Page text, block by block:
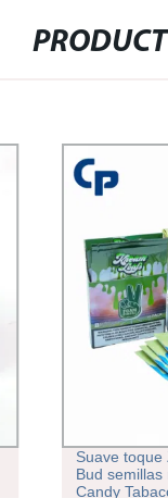
Suave toque
Bud
Candy